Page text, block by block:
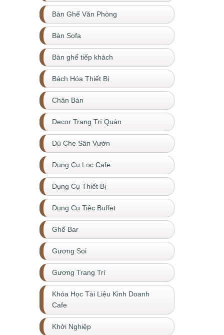
Bàn Ghế Văn Phòng
Bàn Sofa
Bàn ghế tiếp khách
Bách Hóa Thiết Bị
Chân Bàn
Decor Trang Trí Quán
Dù Che Sân Vườn
Dụng Cụ Lọc Cafe
Dụng Cụ Thiết Bị
Dụng Cụ Tiệc Buffet
Ghế Bar
Gương Soi
Gương Trang Trí
Khóa Học Tài Liệu Kinh Doanh
Cafe
Khởi Nghiệp